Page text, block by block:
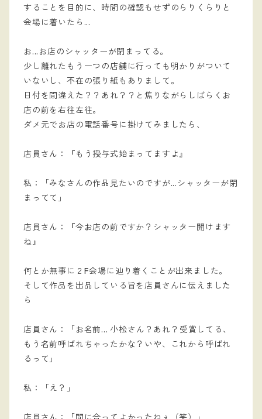
することを目的に、時間の確認もせずのらりくらりと
会場に着いたら...
お...お店のシャッターが閉まってる。
少し離れたもう一つの店舗に行っても明かりがついて
いないし、不在の張り紙もありまして。
日付を間違えた？？あれ？？と焦りながらしばらくお
店の前を右往左往。
ダメ元でお店の電話番号に掛けてみましたら、
店員さん：『もう授与式始まってますよ』
私：「みなさんの作品見たいのですが...シャッターが閉
まってて」
店員さん：『今お店の前ですか？シャッター開けます
ね』
何とか無事に２F会場に辿り着くことが出来ました。
そして作品を出品している旨を店員さんに伝えました
ら
店員さん：「お名前... 小松さん？あれ？受賞してる、
もう名前呼ばれちゃったかな？いや、これから呼ばれ
るって」
私：「え？」